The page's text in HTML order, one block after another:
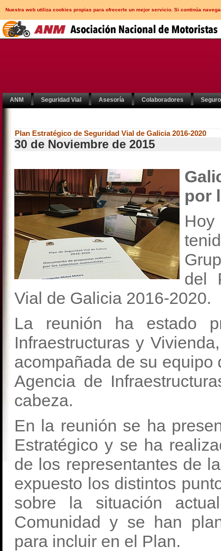
Nuestra web utiliza cookies propias para ofrecerle un mejor servicio. Si continúa
ANM Seguridad Vial Asesoría Colaboradores
Plan Estratégico de Seguridad Vial de Galicia 2016-2020
30 de Noviembre de 2015
por
del
Vial de Galicia 2016-2020.
La reunión ha estado
Infraestructuras y
acompañada de su
Agencia de
cabeza.
En la reunión se ha
Estratégico y se ha
de los representantes de
expuesto los distintos
sobre la situación
Comunidad y se han
para incluir en el Plan.